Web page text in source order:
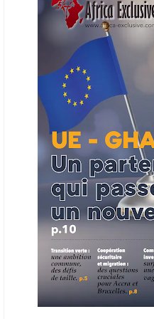
entreprises du continent dans
Cet outil permettra de recenser
la chaîne de valeur énergétique
ouverts en priorité aux sociétés
finale de développement et
2027, à un bulletin africain des
l’énergie.
06/06/26 AFRICA FINANCE
Cette semaine, Africa Finance
bouclé un prêt syndiqué de 2
levée de son histoire.
été relevée de 400 millions face
banques internationales. Plus du
d'institutions financières
L'Asie-Pacifique et l'Europe
devant le Moyen-Orient (25 %)
de l'institution panafricaine, qui
ECHANGES AFRIQUE -